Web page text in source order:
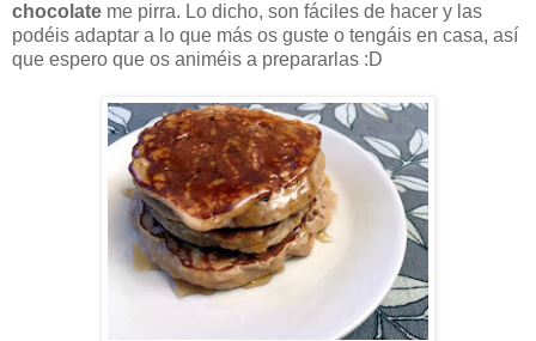
chocolate me pirra. Lo dicho, son fáciles de hacer y las
podéis adaptar a lo que más os guste o tengáis en casa, así
que espero que os animéis a prepararlas :D